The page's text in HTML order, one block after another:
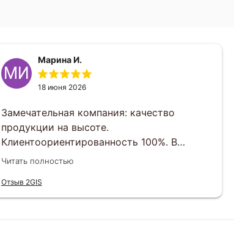
МИ
Марина И.
18 июня 2026
Замечательная компания: качество
продукции на высоте.
Клиентоориентированность 100%. В
индивидуальном порядке любой вопрос
оперативно , сроки выполнения заказов
тоже соблюдаются. Будем еще заказывать
Читать полностью
Отзыв 2GIS